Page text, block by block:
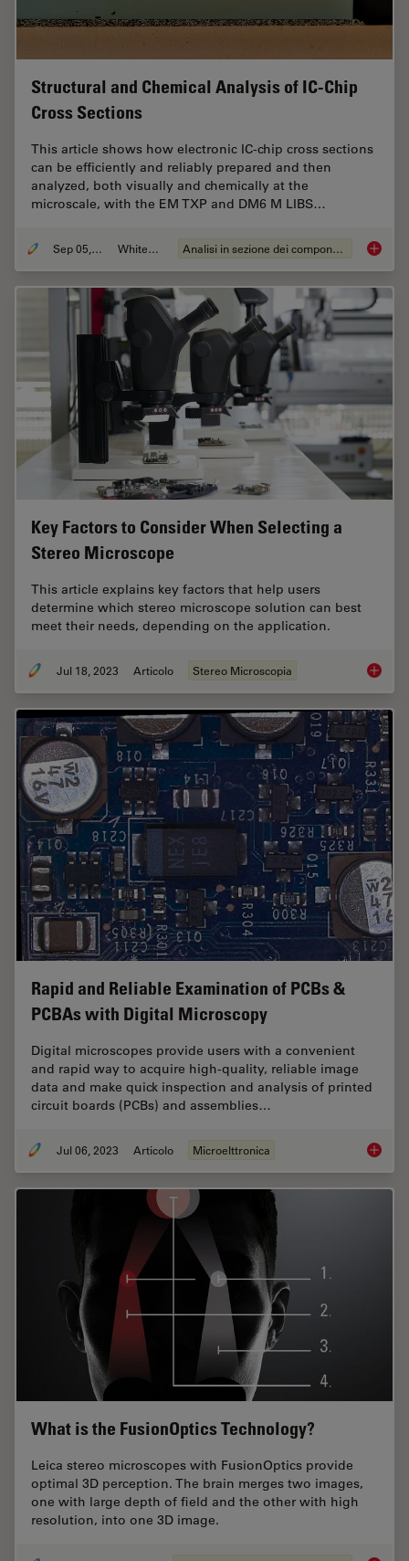
Structural and Chemical Analysis of IC-Chip
Cross Sections
This article shows how electronic IC-chip cross sections
can be efficiently and reliably prepared and then
analyzed, both visually and chemically at the
microscale, with the EM TXP and DM6 M LIBS…
Sep 05, 2023 Whitepaper Analisi in sezione dei componenti elettronici
Key Factors to Consider When Selecting a
Stereo Microscope
This article explains key factors that help users
determine which stereo microscope solution can best
meet their needs, depending on the application.
Jul 18, 2023 Articolo Stereo Microscopia Key
Rapid and Reliable Examination of PCBs &
PCBAs with Digital Microscopy
Digital microscopes provide users with a convenient
and rapid way to acquire high-quality, reliable image
data and make quick inspection and analysis of printed
circuit boards (PCBs) and assemblies…
Jul 06, 2023 Articolo Microelttronica Rapid
What is the FusionOptics Technology?
Leica stereo microscopes with FusionOptics provide
optimal 3D perception. The brain merges two images,
one with large depth of field and the other with high
resolution, into one 3D image.